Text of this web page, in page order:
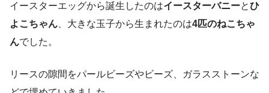
イースターエッグから誕生したのはイースターバニーとひ
よこちゃん、大きな玉子から生まれたのは4匹のねこちゃ
んでした。
リースの隙間をパールビーズやビーズ、ガラスストーンな